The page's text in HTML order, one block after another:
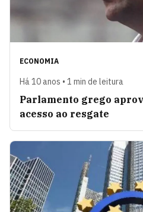
ECONOMIA
Há 10 anos • 1 min de leitura
Parlamento grego
acesso ao resgate